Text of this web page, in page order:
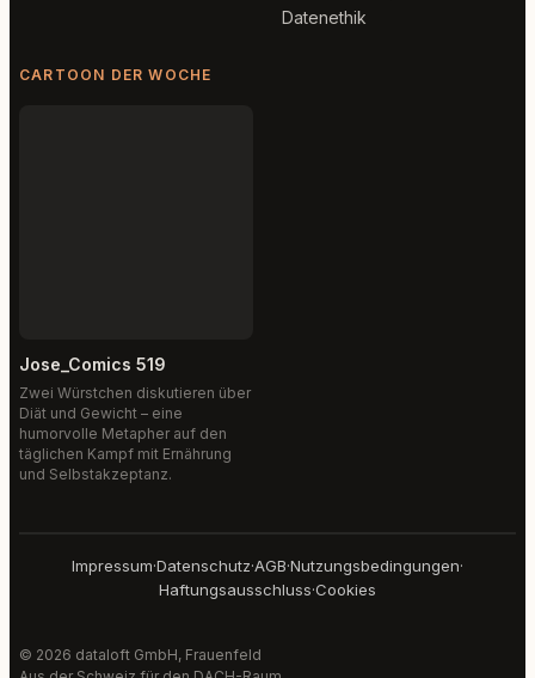
Datenethik
CARTOON DER WOCHE
Jose_Comics 519
Zwei Würstchen diskutieren über
Diät und Gewicht – eine
humorvolle Metapher auf den
täglichen Kampf mit Ernährung
und Selbstakzeptanz.
Impressum·Datenschutz·AGB·Nutzungsbedingungen·
Haftungsausschluss·Cookies
© 2026 dataloft GmbH, Frauenfeld